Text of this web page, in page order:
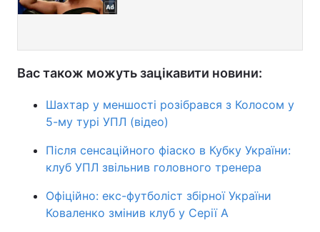
Вас також можуть зацікавити новини:
Шахтар у меншості розібрався з Колосом у
5-му турі УПЛ (відео)
Після сенсаційного фіаско в Кубку України:
клуб УПЛ звільнив головного тренера
Офіційно: екс-футболіст збірної України
Коваленко змінив клуб у Серії А